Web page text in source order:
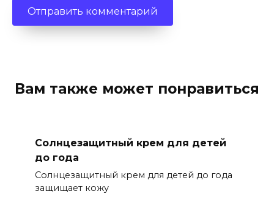
Вам также может понравиться
Солнцезащитный крем для детей
до года
Солнцезащитный крем для детей до года
защищает кожу